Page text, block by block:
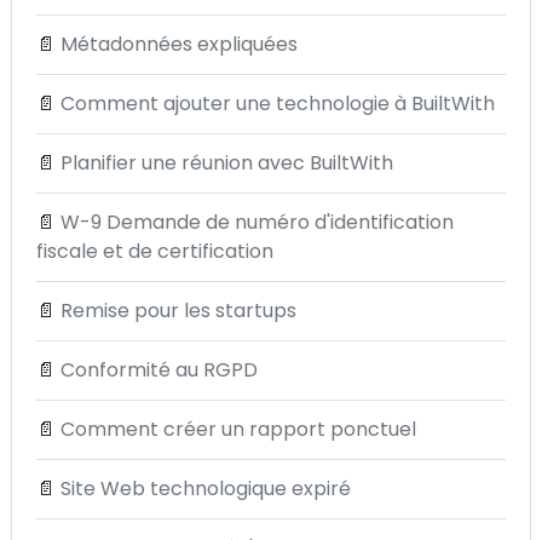
📄 Métadonnées expliquées
📄 Comment ajouter une technologie à BuiltWith
📄 Planifier une réunion avec BuiltWith
📄 W-9 Demande de numéro d'identification
fiscale et de certification
📄 Remise pour les startups
📄 Conformité au RGPD
📄 Comment créer un rapport ponctuel
📄 Site Web technologique expiré